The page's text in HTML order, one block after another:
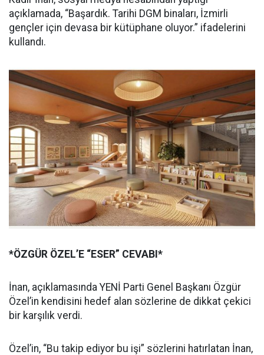
açıklamada, “Başardık. Tarihi DGM binaları, İzmirli
gençler için devasa bir kütüphane oluyor.” ifadelerini
kullandı.
*ÖZGÜR ÖZEL’E “ESER” CEVABI*
İnan, açıklamasında YENİ Parti Genel Başkanı Özgür
Özel’in kendisini hedef alan sözlerine de dikkat çekici
bir karşılık verdi.
Özel’in, “Bu takip ediyor bu işi” sözlerini hatırlatan İnan,